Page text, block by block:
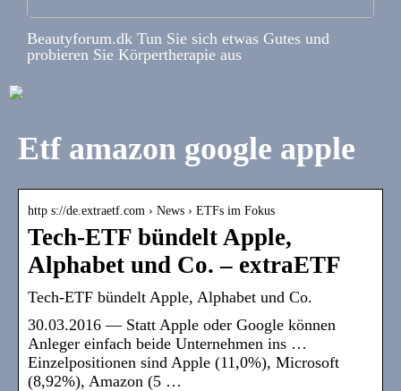
Beautyforum.dk Tun Sie sich etwas Gutes und
probieren Sie Körpertherapie aus
Etf amazon google apple
http s://de.extraetf.com › News › ETFs im Fokus
Tech-ETF bündelt Apple,
Alphabet und Co. – extraETF
Tech-ETF bündelt Apple, Alphabet und Co.
30.03.2016 — Statt Apple oder Google können
Anleger einfach beide Unternehmen ins …
Einzelpositionen sind Apple (11,0%), Microsoft
(8,92%), Amazon (5 …